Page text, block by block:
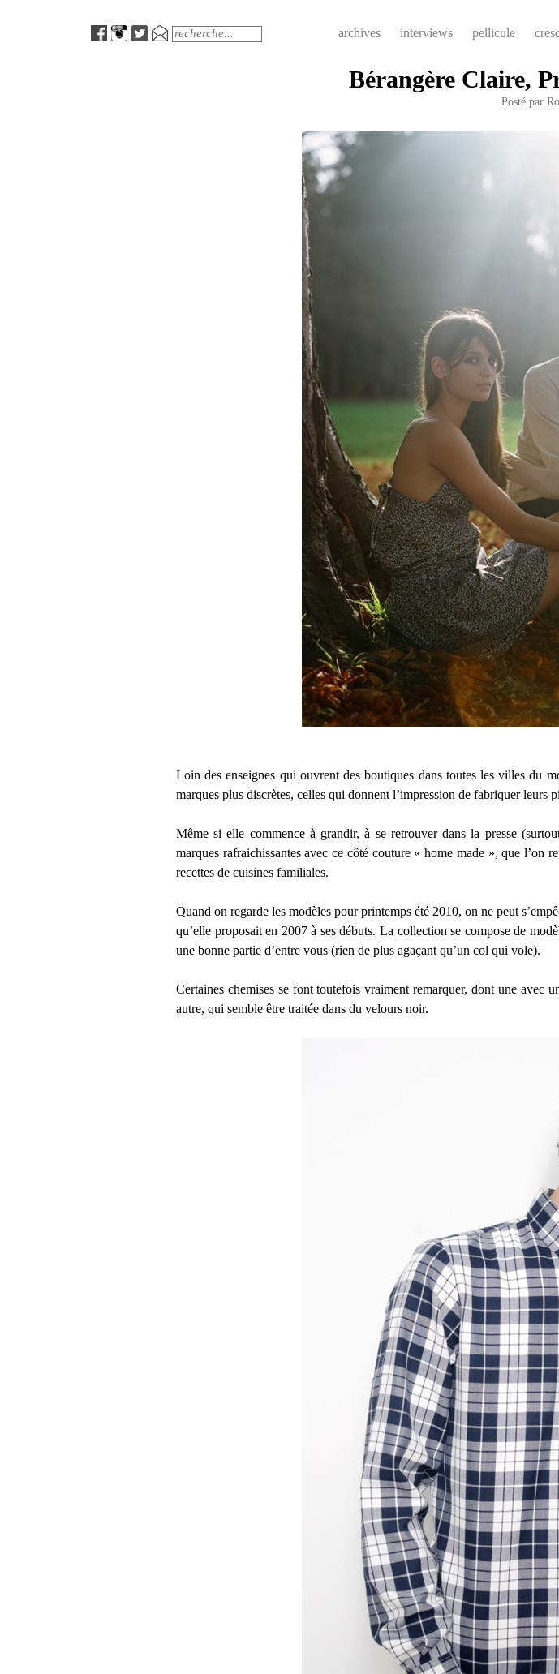
MenuSearch archives interviews pellicule
Bérangère Claire,
Posté par
Loin des enseignes qui ouvrent des boutiques dans toutes les villes du
marques plus discrètes, celles qui donnent l’impression de fabriquer leurs
Même si elle commence à grandir, à se retrouver dans la presse
marques rafraichissantes avec ce côté couture « home made », que l’on
recettes de cuisines familiales.
Quand on regarde les modèles pour printemps été 2010, on ne peut
qu’elle proposait en 2007 à ses débuts. La collection se compose de
une bonne partie d’entre vous (rien de plus agaçant qu’un col qui vole).
Certaines chemises se font toutefois vraiment remarquer, dont une
autre, qui semble être traitée dans du velours noir.